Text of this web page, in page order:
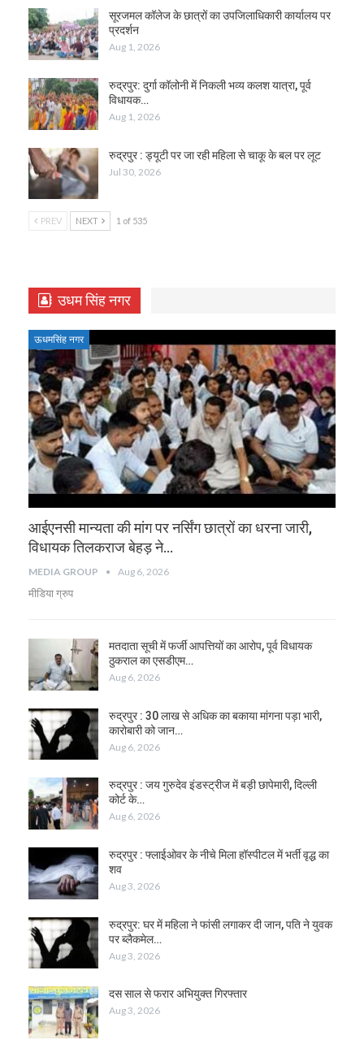
सूरजमल कॉलेज के छात्रों का उपजिलाधिकारी कार्यालय पर
प्रदर्शन
Aug 1, 2026
रुद्रपुर: दुर्गा कॉलोनी में निकली भव्य कलश यात्रा, पूर्व
विधायक…
Aug 1, 2026
रुद्रपुर : ड्यूटी पर जा रही महिला से चाकू के बल पर लूट
Jul 30, 2026
PREV NEXT 1 of 535
उधम सिंह नगर
ऊधमसिंह नगर
आईएनसी मान्यता की मांग पर नर्सिंग छात्रों का धरना जारी,
विधायक तिलकराज बेहड़ ने…
MEDIA GROUP Aug 6, 2026
मीडिया ग्रुप
मतदाता सूची में फर्जी आपत्तियों का आरोप, पूर्व विधायक
ठुकराल का एसडीएम…
Aug 6, 2026
रुद्रपुर : 30 लाख से अधिक का बकाया मांगना पड़ा भारी,
कारोबारी को जान…
Aug 6, 2026
रुद्रपुर : जय गुरुदेव इंडस्ट्रीज में बड़ी छापेमारी, दिल्ली
कोर्ट के…
Aug 6, 2026
रुद्रपुर : फ्लाईओवर के नीचे मिला हॉस्पीटल में भर्ती वृद्ध का
शव
Aug 3, 2026
रुद्रपुर: घर में महिला ने फांसी लगाकर दी जान, पति ने युवक
पर ब्लैकमेल…
Aug 3, 2026
दस साल से फरार अभियुक्त गिरफ्तार
Aug 3, 2026